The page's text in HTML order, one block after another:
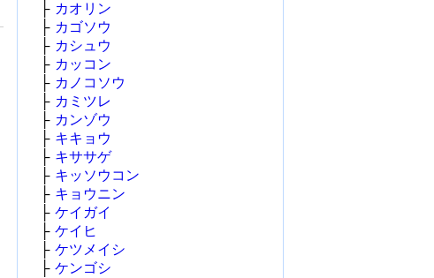
├ カオリン
├ カゴソウ
├ カシュウ
├ カッコン
├ カノコソウ
├ カミツレ
├ カンゾウ
├ キキョウ
├ キササゲ
├ キッソウコン
├ キョウニン
├ ケイガイ
├ ケイヒ
├ ケツメイシ
├ ケンゴシ